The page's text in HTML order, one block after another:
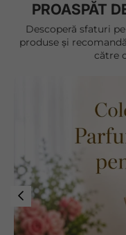
PROASPĂT
Descoperă sfaturi
produse și
către